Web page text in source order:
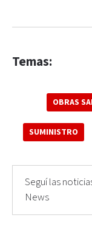
Temas:
OBRAS
SUMINISTRO
Seguí las
News